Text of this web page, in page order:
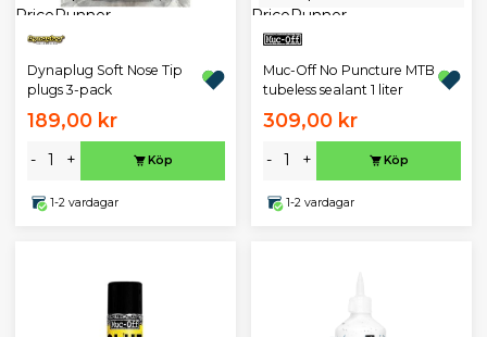
Dynaplug Soft Nose Tip
plugs 3-pack
189,00 kr
- + Köp
1-2 vardagar
Muc-Off No Puncture MTB
tubeless sealant 1 liter
309,00 kr
- + Köp
1-2 vardagar